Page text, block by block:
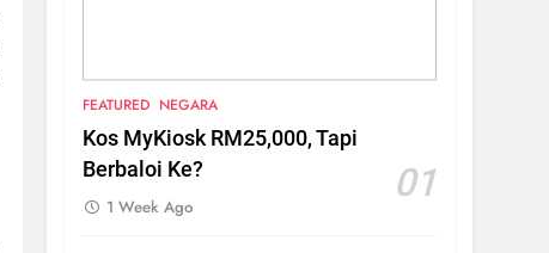
FEATURED NEGARA
Kos MyKiosk RM25,000, Tapi
Berbaloi Ke?
01
1 Week Ago